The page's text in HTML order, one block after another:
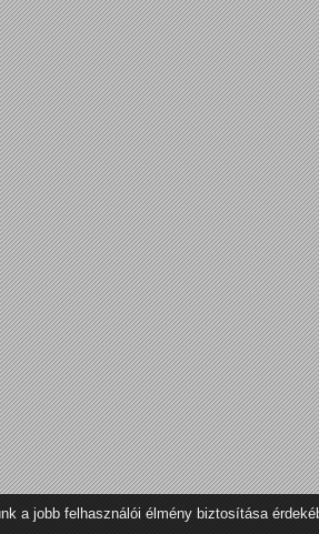
a jobb felhasználói élmény biztosítása